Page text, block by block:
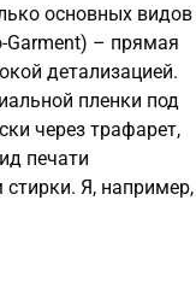
основных видов
Garment) – прямая
детализацией.
пленки под
через трафарет,
печати
Я, например,